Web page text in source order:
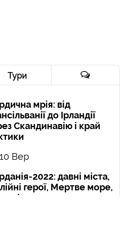
Тури
мрія: від
до Ірландії
Скандинавію і край
10 Вер
2022: давні міста,
герої, Мертве море,
та легендарна